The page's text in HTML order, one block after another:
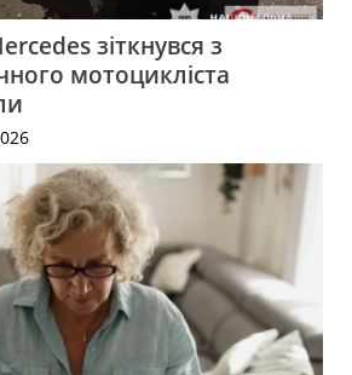
зіткнувся з
мотоцикліста